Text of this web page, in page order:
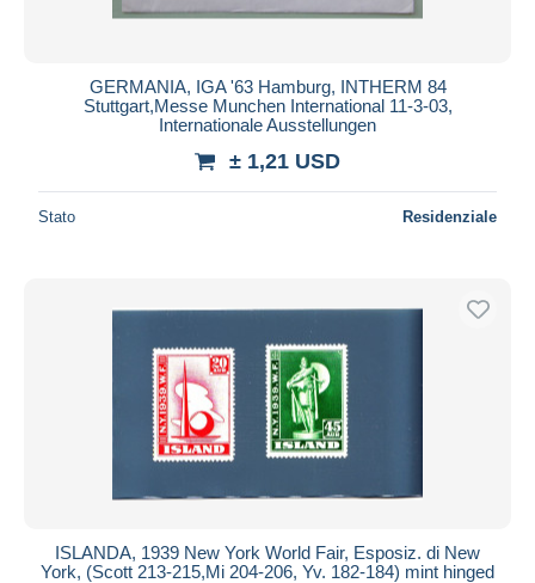
GERMANIA, IGA '63 Hamburg, INTHERM 84
Stuttgart,Messe Munchen International 11-3-03,
Internationale Ausstellungen
± 1,21 USD
Stato Residenziale
ISLANDA, 1939 New York World Fair, Esposiz. di New
York, (Scott 213-215,Mi 204-206, Yv. 182-184) mint hinged